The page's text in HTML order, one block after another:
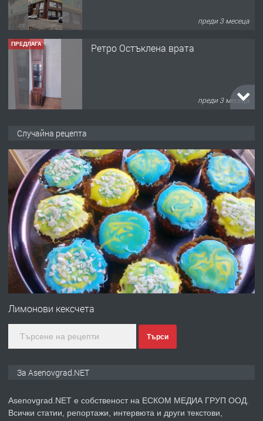
преди 3 месеца
ПРЕДЛАГА Ретро Остъклена врата
преди 3 месеца
преди 10 месеца
ПРЕДЛАГА
Професионална броячна машина -
със сертификат от ЕЦБ
преди 1 година
ПРЕДЛАГА
Професионална зеленчукорезачка
преди 2 години
Случайна рецепта
Лимонови кексчета
Търси
За Asenovgrad.NET
Asenovgrad.NET е собственост на ЕСКОМ МЕДИА ГРУП ООД.
Всички статии, репортажи, интервюта и други текстови,